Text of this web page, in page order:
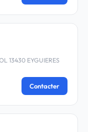
13430 EYGUIERES
Contacter